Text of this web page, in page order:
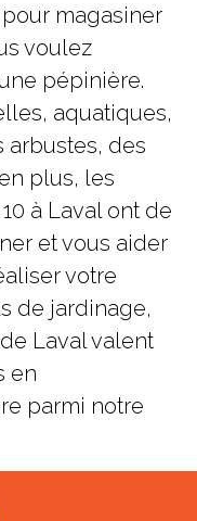
magasiner
voulez
pépinière.
aquatiques,
arbustes, des
plus, les
à Laval ont de
et vous aider
votre
de jardinage,
Laval valent
en
parmi notre